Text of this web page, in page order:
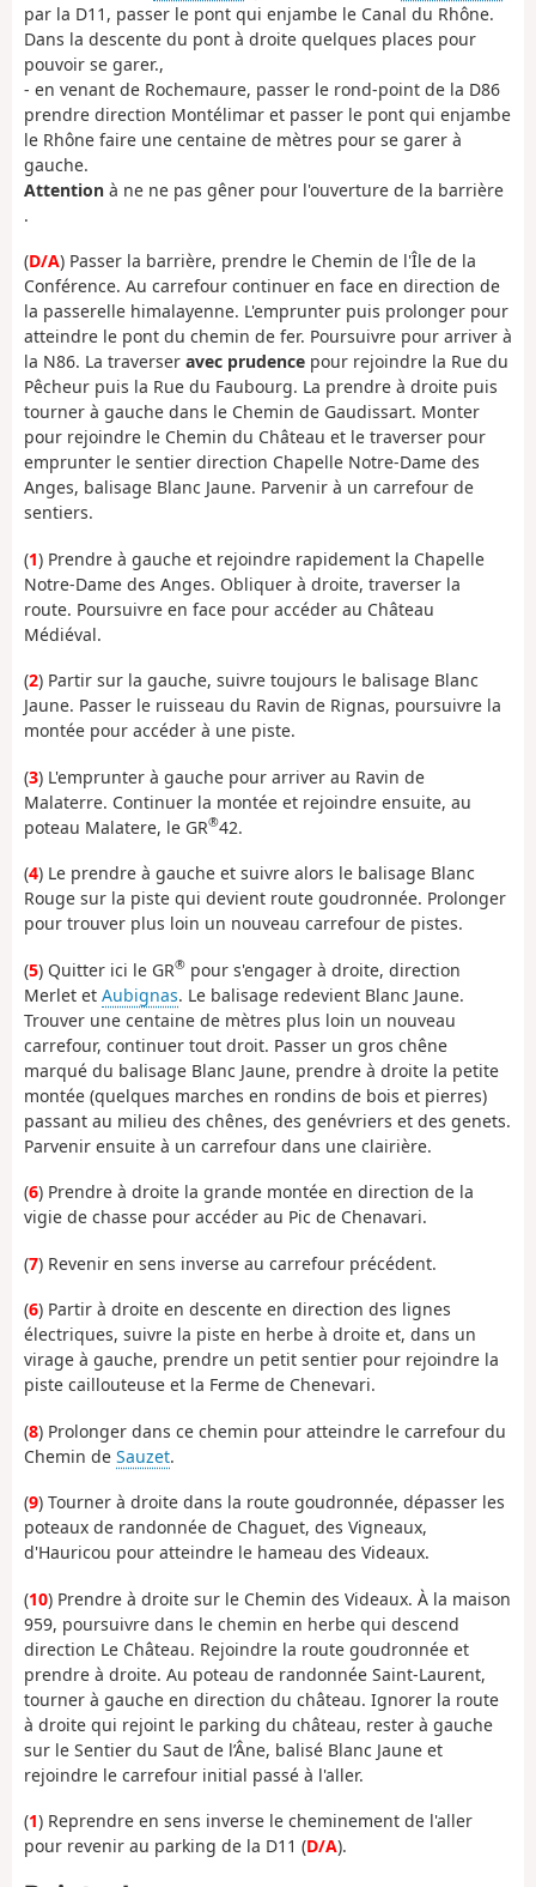
par la D11, passer le pont qui enjambe le Canal du Rhône.
Dans la descente du pont à droite quelques places pour
pouvoir se garer.,
- en venant de Rochemaure, passer le rond-point de la D86
prendre direction Montélimar et passer le pont qui enjambe
le Rhône faire une centaine de mètres pour se garer à
gauche.
Attention à ne ne pas gêner pour l'ouverture de la barrière
.
(D/A) Passer la barrière, prendre le Chemin de l'Île de la
Conférence. Au carrefour continuer en face en direction de
la passerelle himalayenne. L'emprunter puis prolonger pour
atteindre le pont du chemin de fer. Poursuivre pour arriver à
la N86. La traverser avec prudence pour rejoindre la Rue du
Pêcheur puis la Rue du Faubourg. La prendre à droite puis
tourner à gauche dans le Chemin de Gaudissart. Monter
pour rejoindre le Chemin du Château et le traverser pour
emprunter le sentier direction Chapelle Notre-Dame des
Anges, balisage Blanc Jaune. Parvenir à un carrefour de
sentiers.
(1) Prendre à gauche et rejoindre rapidement la Chapelle
Notre-Dame des Anges. Obliquer à droite, traverser la
route. Poursuivre en face pour accéder au Château
Médiéval.
(2) Partir sur la gauche, suivre toujours le balisage Blanc
Jaune. Passer le ruisseau du Ravin de Rignas, poursuivre la
montée pour accéder à une piste.
(3) L'emprunter à gauche pour arriver au Ravin de
Malaterre. Continuer la montée et rejoindre ensuite, au
poteau Malatere, le GR®42.
(4) Le prendre à gauche et suivre alors le balisage Blanc
Rouge sur la piste qui devient route goudronnée. Prolonger
pour trouver plus loin un nouveau carrefour de pistes.
(5) Quitter ici le GR® pour s'engager à droite, direction
Merlet et Aubignas. Le balisage redevient Blanc Jaune.
Trouver une centaine de mètres plus loin un nouveau
carrefour, continuer tout droit. Passer un gros chêne
marqué du balisage Blanc Jaune, prendre à droite la petite
montée (quelques marches en rondins de bois et pierres)
passant au milieu des chênes, des genévriers et des genets.
Parvenir ensuite à un carrefour dans une clairière.
(6) Prendre à droite la grande montée en direction de la
vigie de chasse pour accéder au Pic de Chenavari.
(7) Revenir en sens inverse au carrefour précédent.
(6) Partir à droite en descente en direction des lignes
électriques, suivre la piste en herbe à droite et, dans un
virage à gauche, prendre un petit sentier pour rejoindre la
piste caillouteuse et la Ferme de Chenevari.
(8) Prolonger dans ce chemin pour atteindre le carrefour du
Chemin de Sauzet.
(9) Tourner à droite dans la route goudronnée, dépasser les
poteaux de randonnée de Chaguet, des Vigneaux,
d'Hauricou pour atteindre le hameau des Videaux.
(10) Prendre à droite sur le Chemin des Videaux. À la maison
959, poursuivre dans le chemin en herbe qui descend
direction Le Château. Rejoindre la route goudronnée et
prendre à droite. Au poteau de randonnée Saint-Laurent,
tourner à gauche en direction du château. Ignorer la route
à droite qui rejoint le parking du château, rester à gauche
sur le Sentier du Saut de l’Âne, balisé Blanc Jaune et
rejoindre le carrefour initial passé à l'aller.
(1) Reprendre en sens inverse le cheminement de l'aller
pour revenir au parking de la D11 (D/A).